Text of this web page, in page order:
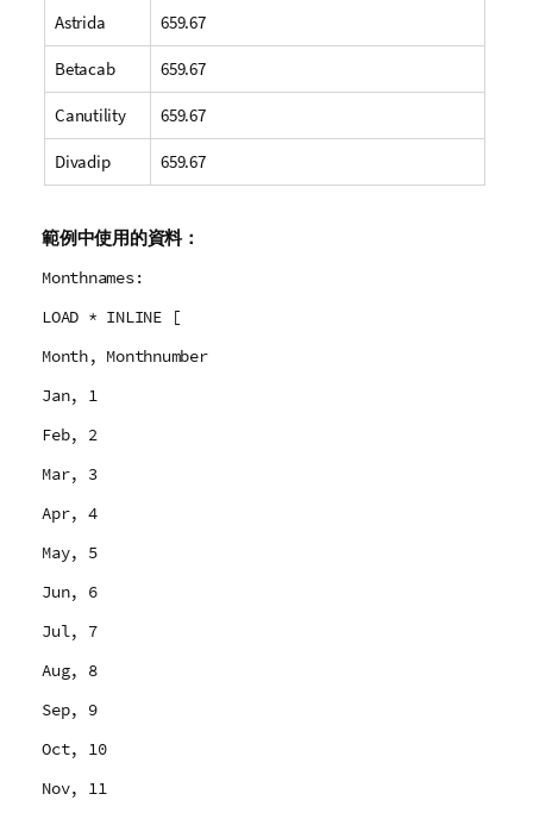
Astrida 659.67
Betacab 659.67
Canutility 659.67
Divadip 659.67
範例中使用的資料：
Monthnames:
LOAD * INLINE [
Month, Monthnumber
Jan, 1
Feb, 2
Mar, 3
Apr, 4
May, 5
Jun, 6
Jul, 7
Aug, 8
Sep, 9
Oct, 10
Nov, 11